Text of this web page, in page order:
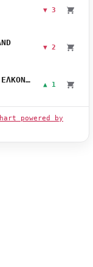
▼ 3
▼ 2
ΣΤΑ ΚΑΛΥΤΕΡΑ ΠΟΥ ΕΛΚΟΝΤΑΙ ▲ 1
powered by